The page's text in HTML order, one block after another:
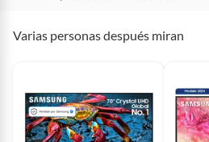
Características de la
pantalla
Varias personas después miran